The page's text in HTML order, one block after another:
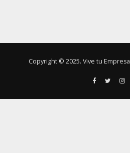
Copyright © 2025. Vive tu Empresa